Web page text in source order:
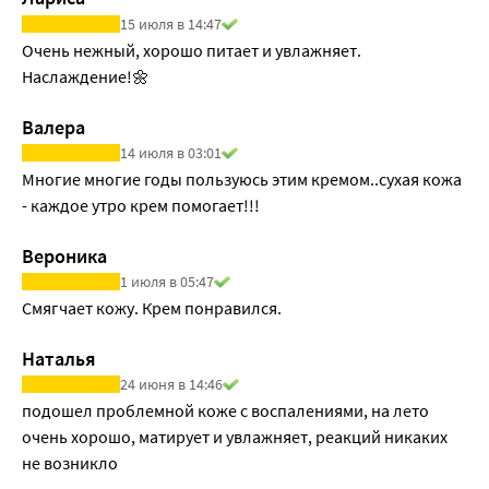
15 июля в 14:47
Очень нежный, хорошо питает и увлажняет.
Наслаждение!🌼
Валера
14 июля в 03:01
Многие многие годы пользуюсь этим кремом..сухая кожа
- каждое утро крем помогает!!!
Вероника
1 июля в 05:47
Смягчает кожу. Крем понравился.
Наталья
24 июня в 14:46
подошел проблемной коже с воспалениями, на лето
очень хорошо, матирует и увлажняет, реакций никаких
не возникло